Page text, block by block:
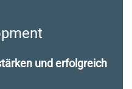
und erfolgreich